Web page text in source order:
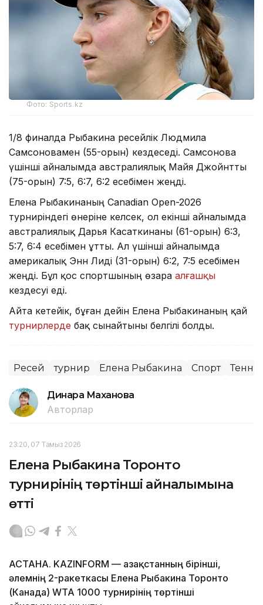
Фото: Sports.kz
1/8 финалда Рыбакина ресейлік Людмила
Самсоновамен (55-орын) кездеседі. Самсонова
үшінші айналымда австралиялық Майя Джойнтты
(75-орын) 7:5, 6:7, 6:2 есебімен жеңді.
Елена Рыбакинаның Canadian Open-2026
турниріндегі өнеріне келсек, ол екінші айналымда
австралиялық Дарья Касаткинаны (61-орын) 6:3,
5:7, 6:4 есебімен ұтты. Ал үшінші айналымда
америкалық Энн Лиді (31-орын) 6:2, 7:5 есебімен
жеңді. Бұл қос спортшының өзара алғашқы
кездесуі еді.
Айта кетейік, бұған дейін Елена Рыбакинаның қай
турнирлерде бақ сынайтыны белгілі болды.
Ресей турнир Елена Рыбакина Спорт
Динара Маханова
Авторлар
23:20, 07 Тамыз 2026
Елена Рыбакина Торонто
турнирінің төртінші айналымына
өтті
АСТАНА. KAZINFORM — Қазақстанның бірінші,
әлемнің 2-ракеткасы Елена Рыбакина Торонто
(Канада) WTA 1000 турнирінің төртінші